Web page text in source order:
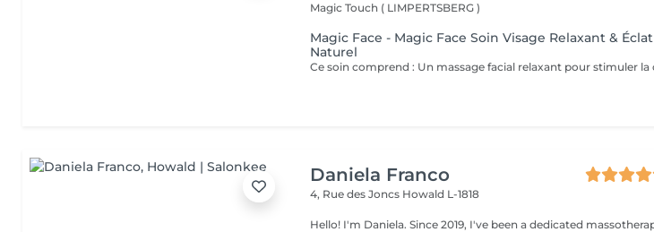
Magic Touch ( LIMPERTSBERG )
Magic Face - Magic Face Soin Visage Relaxant & Éclat
Naturel
Daniela Franco
4, Rue des Joncs Howald L-1818
Hello! I'm Daniela. Since 2019, I've been a dedicated massotherapist,